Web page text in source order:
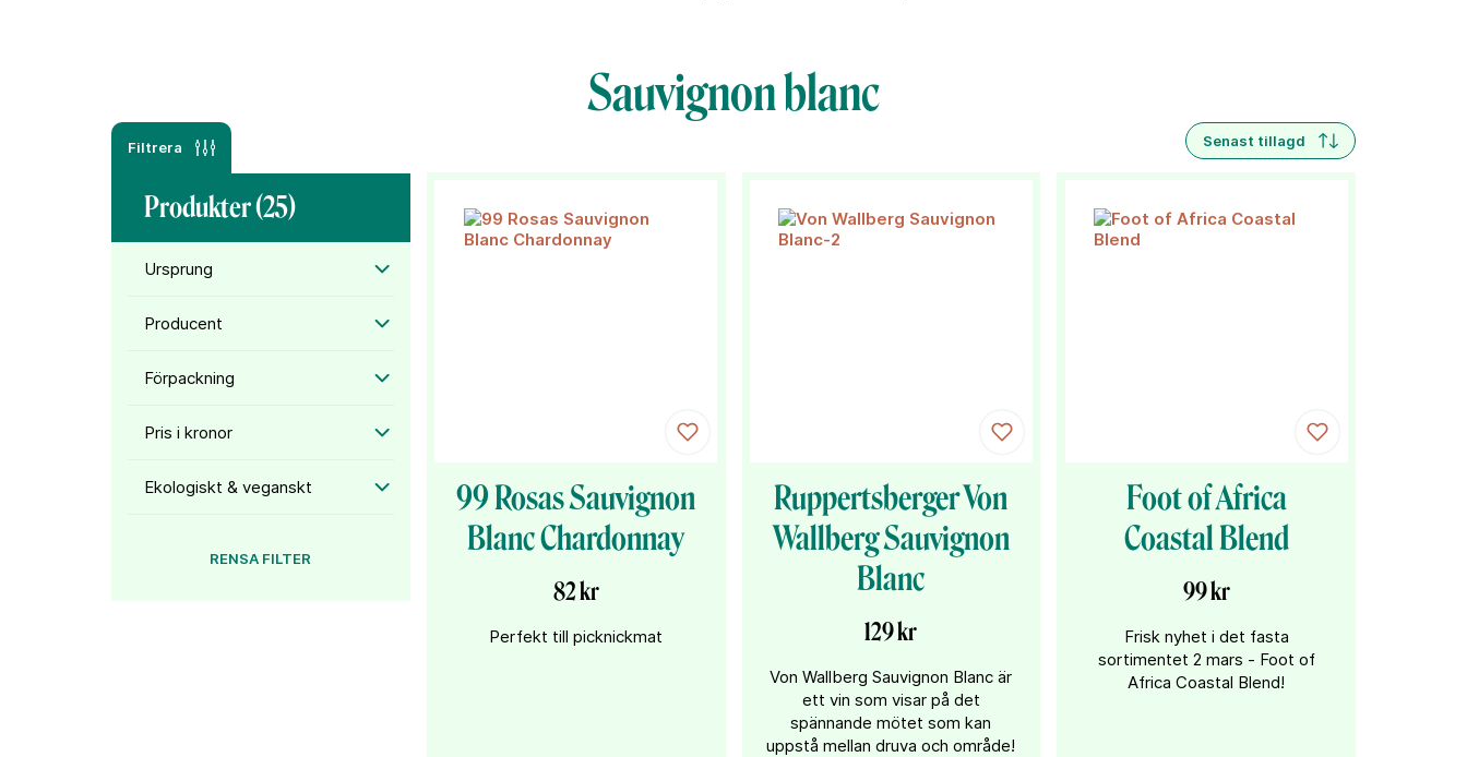
Sauvignon blanc
Filtrera
Produkter (25)
Ursprung
Producent
Förpackning
Pris i kronor
Ekologiskt & veganskt
RENSA FILTER
Senast tillagd
99 Rosas Sauvignon
Blanc Chardonnay
82 kr
Perfekt till picknickmat
Ruppertsberger Von
Wallberg Sauvignon
Blanc
129 kr
Von Wallberg Sauvignon Blanc är
ett vin som visar på det
spännande mötet som kan
uppstå mellan druva och område!
Foot of Africa
Coastal Blend
99 kr
Frisk nyhet i det fasta
sortimentet 2 mars - Foot of
Africa Coastal Blend!